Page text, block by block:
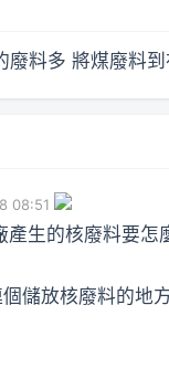
廢料多 將煤廢料
08:51
生的核廢料要怎
儲放核廢料的地